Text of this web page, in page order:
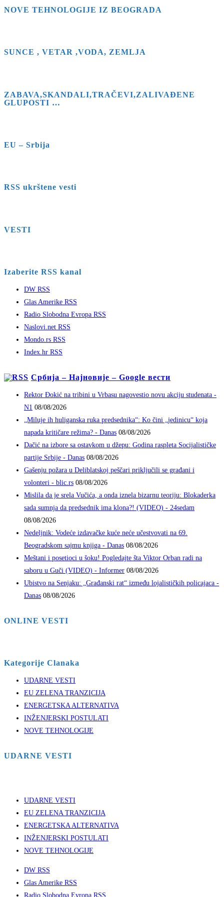
NOVE TEHNOLOGIJE IZ BEOGRADA
SUNCE , VETAR ,VODA, ZEMLJA
ZABAVA,SKANDALI,TRAČEVI,ZALIVAĐENE
GLUPOSTI …
EU – Srbija
RSS ukrštene vesti
VESTI
Izaberite RSS kanal
DW RSS
Glas Amerike RSS
Radio Slobodna Evropa RSS
Naslovi.net RSS
Mondo.rs RSS
Index.hr RSS
Србија – Најновије – Google вести
Rektor Đokić na tribini u Vrbasu nagovestio novu akciju studenata -
N1 08/08/2026
„Miluje ih huliganska ruka predsednika“: Ko čini „jedinicu“ koja
napada kritičare režima? - Danas 08/08/2026
Dačić na izbore sa ostavkom u džepu: Godina raspleta Socijalističke
partije Srbije - Danas 08/08/2026
Gašenju požara u Deliblatskoj peščari priključili se građani i
volonteri - blic.rs 08/08/2026
Mislila da je srela Vučića, a onda iznela bizarnu teoriju: Blokaderka
sada sumnja da predsednik ima klona?! (VIDEO) - 24sedam
08/08/2026
Nedeljnik: Vodeće izdavačke kuće neće učestvovati na 69.
Beogradskom sajmu knjiga - Danas 08/08/2026
Meštani i posetioci u šoku! Pogledajte šta Viktor Orban radi na
saboru u Guči (VIDEO) - Informer 08/08/2026
Ubistvo na Senjaku: „Građanski rat“ između lojalističkih policajaca -
Danas 08/08/2026
ONLINE VESTI
Kategorije Clanaka
UDARNE VESTI
EU ZELENA TRANZICIJA
ENERGETSKA ALTERNATIVA
INŽENJERSKI POSTULATI
NOVE TEHNOLOGIJE
UDARNE VESTI
UDARNE VESTI
EU ZELENA TRANZICIJA
ENERGETSKA ALTERNATIVA
INŽENJERSKI POSTULATI
NOVE TEHNOLOGIJE
DW RSS
Glas Amerike RSS
Radio Slobodna Evropa RSS